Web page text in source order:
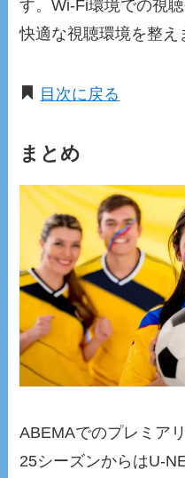
す。Wi-Fi環境での視
快適な視聴環境を整え
目次に戻る
まとめ
ABEMAでのプレミア
25シーズンからはU-